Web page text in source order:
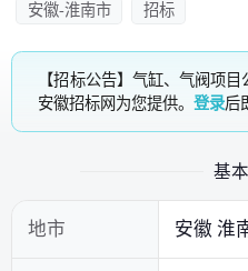
安徽-淮南市 招标
【招标公告】气缸、气阀项
安徽招标网为您提供。登录后
基
地市 安徽 淮